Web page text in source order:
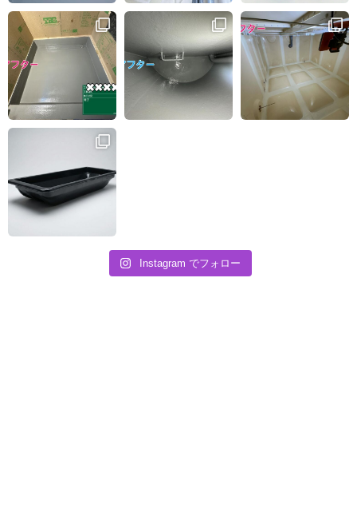
Instagram でフォロー